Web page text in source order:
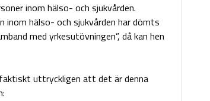
inom hälso- och sjukvården.
inom hälso- och sjukvården har dömts
med yrkesutövningen”, då kan hen
uttryckligen att det är denna